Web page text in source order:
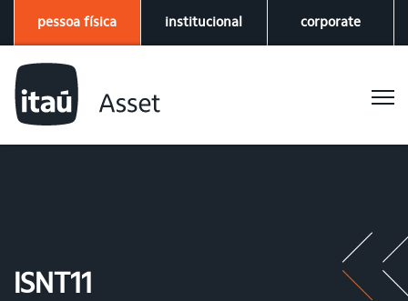
pessoa física institucional corporate
ISNT11